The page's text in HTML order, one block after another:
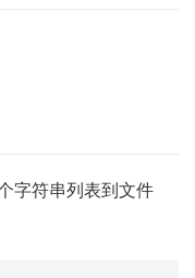
字符串列表到文件